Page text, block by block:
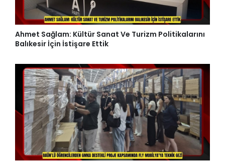
Ahmet Sağlam: Kültür Sanat Ve Turizm Politikalarını
Balıkesir İçin İstişare Ettik